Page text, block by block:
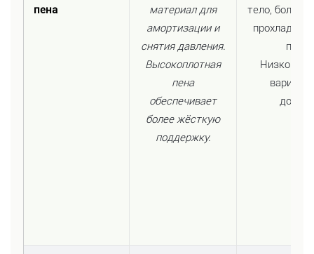
пена
материал для
амортизации и
снятия давления.
Высокоплотная
пена
обеспечивает
более жёсткую
поддержку.
тело, более